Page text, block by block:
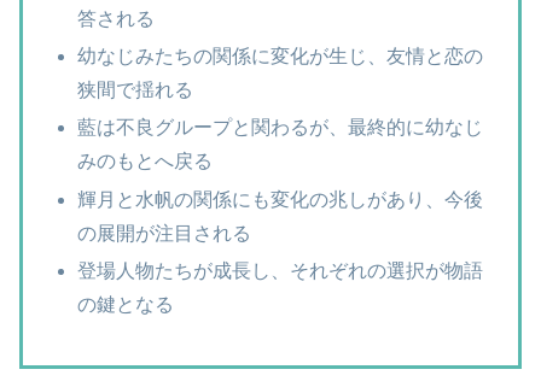
答される
幼なじみたちの関係に変化が生じ、友情と恋の
狭間で揺れる
藍は不良グループと関わるが、最終的に幼なじ
みのもとへ戻る
輝月と水帆の関係にも変化の兆しがあり、今後
の展開が注目される
登場人物たちが成長し、それぞれの選択が物語
の鍵となる